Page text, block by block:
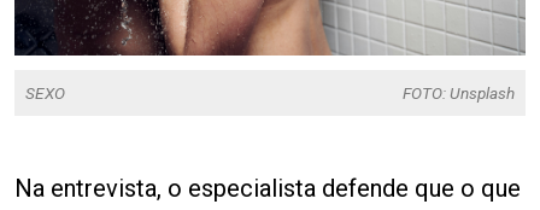
SEXO FOTO: Unsplash
Na entrevista, o especialista defende que o que